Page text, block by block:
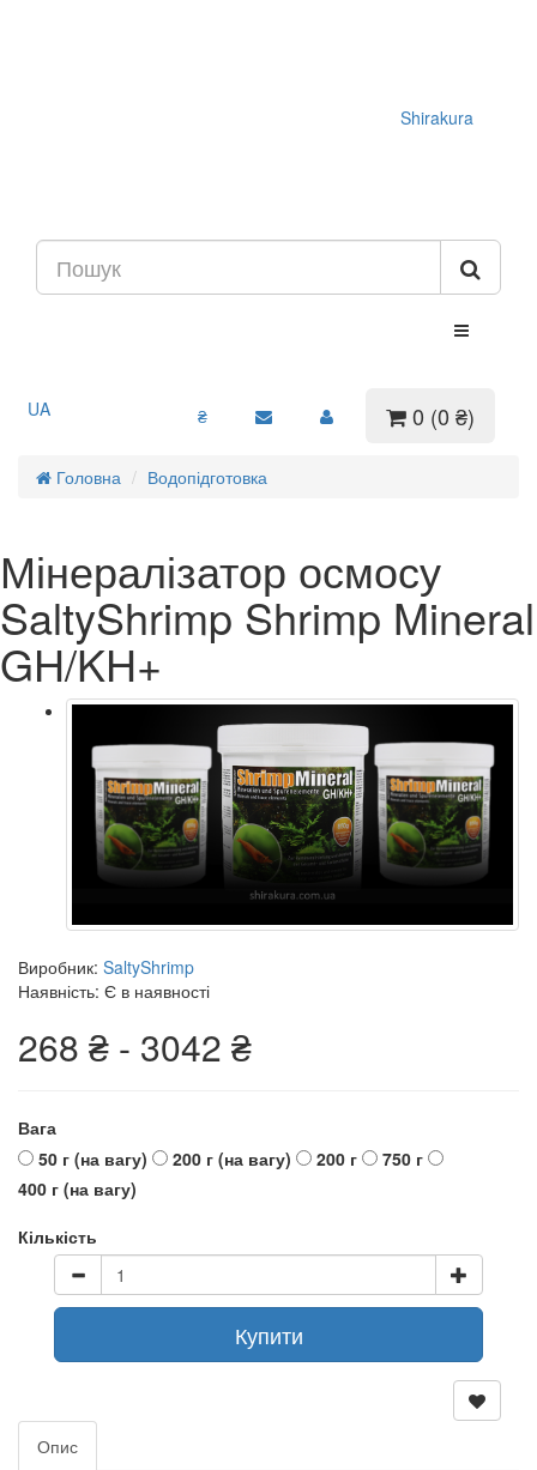
Shirakura
UA ₴ 0 (0 ₴)
Головна Водопідготовка
Мінералізатор осмосу
SaltyShrimp Shrimp Mineral
GH/KH+
Виробник: SaltyShrimp
Наявність: Є в наявності
268 ₴ - 3042 ₴
Вага
50 г (на вагу)
200 г (на вагу) 200 г
750 г
400 г (на вагу)
Кількість
Купити
Опис